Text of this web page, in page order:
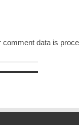
comment data is